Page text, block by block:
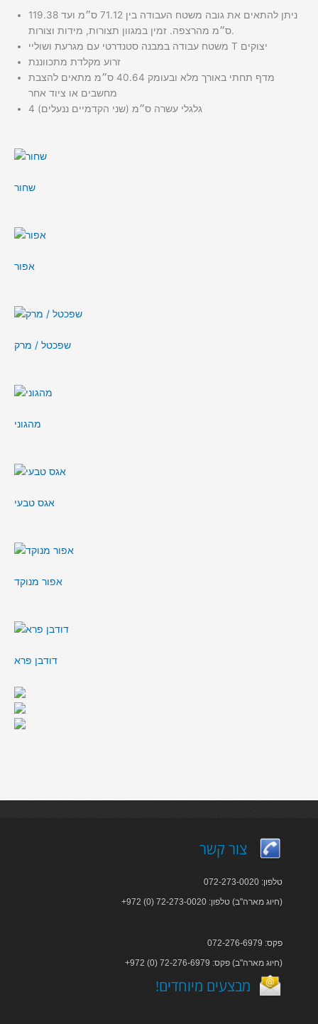
ניתן להתאים את גובה משטח העבודה בין 71.12 ס״מ ועד 119.38
ס״מ מהרצפה. זמין במגוון תצורות, מידות וצורות.
משטח עבודה במבנה סטנדרטי עם מגרעת ושוליי T יצוקים
זרוע מקלדת מתכווננת
מדף תחתי באורך מלא ובעומק 40.64 ס״מ מתאים להצבת
מחשבים או ציוד אחר
4 גלגלי עשרה ס״מ (שני הקדמיים ננעלים)
שחור
אפור
שפכטל / מרק
מהגוני
אגס טבעי
אפור מנוקד
דודבן פרא
צור קשר
טלפון: 072-273-0020
+972 (0) 72-273-0020 :חיוג מארה"ב) טלפון)
פקס: 072-276-6979
+972 (0) 72-276-6979 :חיוג מארה"ב) פקס)
!מבצעים מיוחדים